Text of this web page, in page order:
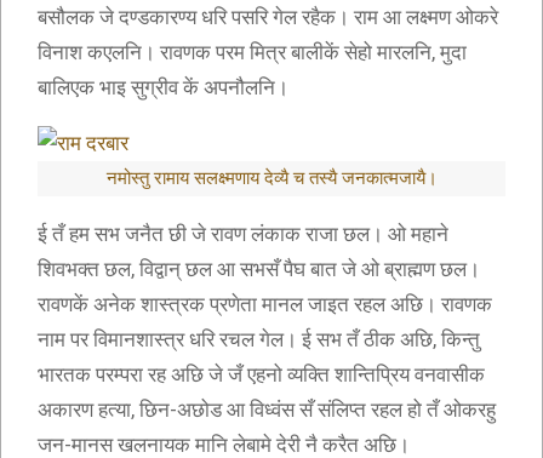
बसौलक जे दण्डकारण्य धरि पसरि गेल रहैक। राम आ लक्ष्मण ओकरे
विनाश कएलनि। रावणक परम मित्र बालीकें सेहो मारलनि, मुदा
बालिएक भाइ सुग्रीव कें अपनौलनि।
नमोस्तु रामाय सलक्ष्मणाय देव्यै च तस्यै जनकात्मजायै।
ई तँ हम सभ जनैत छी जे रावण लंकाक राजा छल। ओ महाने
शिवभक्त छल, विद्वान् छल आ सभसँ पैघ बात जे ओ ब्राह्मण छल।
रावणकें अनेक शास्त्रक प्रणेता मानल जाइत रहल अछि। रावणक
नाम पर विमानशास्त्र धरि रचल गेल। ई सभ तँ ठीक अछि, किन्तु
भारतक परम्परा रह अछि जे जँ एहनो व्यक्ति शान्तिप्रिय वनवासीक
अकारण हत्या, छिन-अछोड आ विध्वंस सँ संलिप्त रहल हो तँ ओकरहु
जन-मानस खलनायक मानि लेबामे देरी नै करैत अछि।